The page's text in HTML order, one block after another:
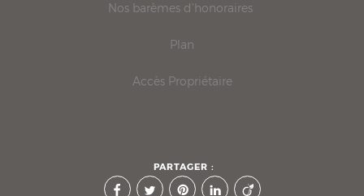
Nos barèmes d'honoraires
Plan
Accès Propriétaire
PARTAGER :